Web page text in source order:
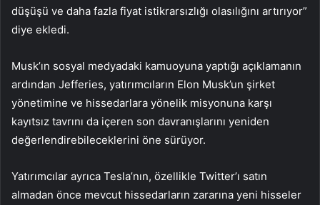
düşüşü ve daha fazla fiyat istikrarsızlığı olasılığını artırıyor”
diye ekledi.
Musk’ın sosyal medyadaki kamuoyuna yaptığı açıklamanın
ardından Jefferies, yatırımcıların Elon Musk’un şirket
yönetimine ve hissedarlara yönelik misyonuna karşı
kayıtsız tavrını da içeren son davranışlarını yeniden
değerlendirebileceklerini öne sürüyor.
Yatırımcılar ayrıca Tesla’nın, özellikle Twitter’ı satın
almadan önce mevcut hissedarların zararına yeni hisseler